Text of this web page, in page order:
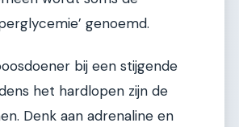
genoemd.
bij een stijgende
het hardlopen zijn de
Denk aan adrenaline en